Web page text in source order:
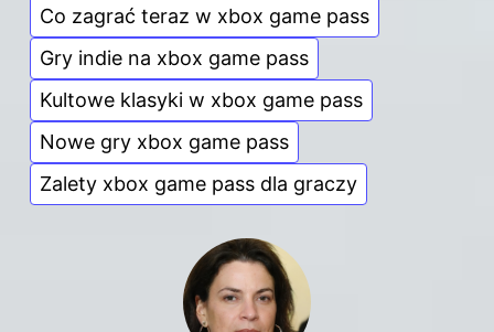
Co zagrać teraz w xbox game pass
Gry indie na xbox game pass
Kultowe klasyki w xbox game pass
Nowe gry xbox game pass
Zalety xbox game pass dla graczy